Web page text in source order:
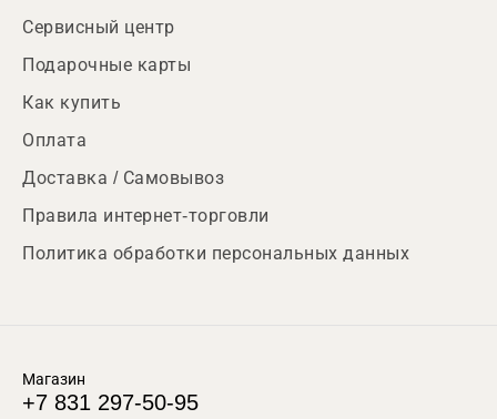
Сервисный центр
Подарочные карты
Как купить
Оплата
Доставка / Самовывоз
Правила интернет-торговли
Политика обработки персональных данных
Магазин
+7 831 297-50-95